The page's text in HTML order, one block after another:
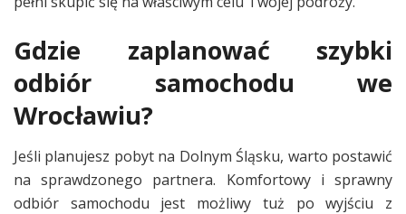
Gdzie zaplanować szybki
odbiór samochodu we
Wrocławiu?
Jeśli planujesz pobyt na Dolnym Śląsku, warto postawić
na sprawdzonego partnera. Komfortowy i sprawny
odbiór samochodu jest możliwy tuż po wyjściu z